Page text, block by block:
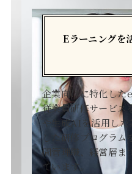
Eラーニングを
企業向けに特化した
従業員研修サービス
や生成AIを活用し
した研修プログラム
間管理職、経営層ま
ています。